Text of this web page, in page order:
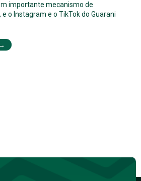
importante mecanismo de
o Instagram e o TikTok do Guarani